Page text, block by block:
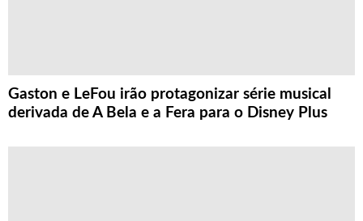
Gaston e LeFou irão protagonizar série musical
derivada de A Bela e a Fera para o Disney Plus